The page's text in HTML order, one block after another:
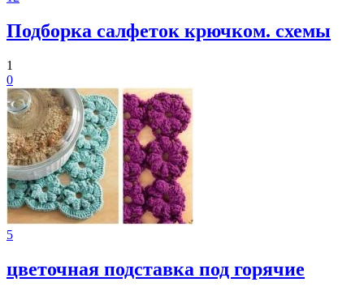
Подборка салфеток крючком. схемы
1
0
5
цветочная подставка под горячие